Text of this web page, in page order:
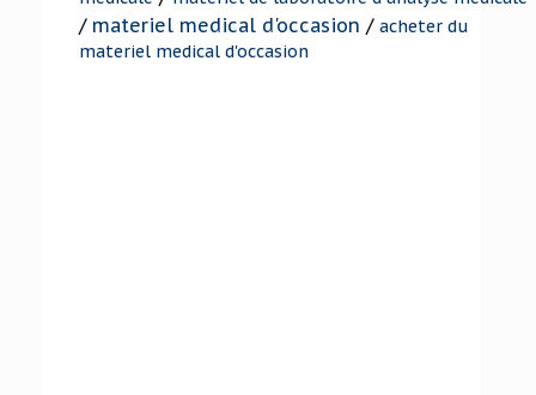
/ materiel medical d'occasion / acheter du
materiel medical d'occasion